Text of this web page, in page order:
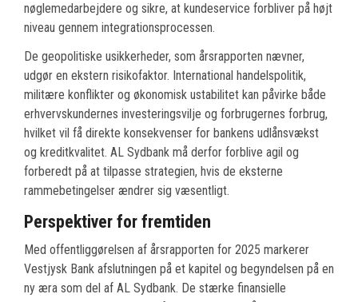
nøglemedarbejdere og sikre, at kundeservice forbliver på højt
niveau gennem integrationsprocessen.
De geopolitiske usikkerheder, som årsrapporten nævner,
udgør en ekstern risikofaktor. International handelspolitik,
militære konflikter og økonomisk ustabilitet kan påvirke både
erhvervskundernes investeringsvilje og forbrugernes forbrug,
hvilket vil få direkte konsekvenser for bankens udlånsvækst
og kreditkvalitet. AL Sydbank må derfor forblive agil og
forberedt på at tilpasse strategien, hvis de eksterne
rammebetingelser ændrer sig væsentligt.
Perspektiver for fremtiden
Med offentliggørelsen af årsrapporten for 2025 markerer
Vestjysk Bank afslutningen på et kapitel og begyndelsen på en
ny æra som del af AL Sydbank. De stærke finansielle